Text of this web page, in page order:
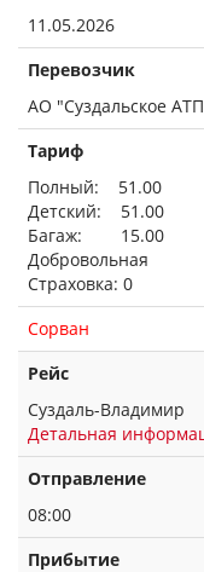
11.05.2026
Перевозчик
АО "Суздальское
Тариф
Полный: 51.00
Детский: 51.00
Багаж: 15.00
Добровольная
Страховка: 0
Сорван
Рейс
Суздаль-Владимир
Детальная
Отправление
08:00
Прибытие